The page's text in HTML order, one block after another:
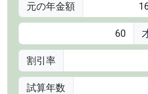
元の年金額
割引率
試算年数